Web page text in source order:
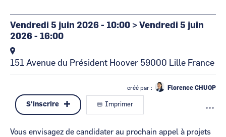
Vendredi 5 juin 2026 - 10:00 > Vendredi 5 juin
2026 - 16:00
151 Avenue du Président Hoover 59000 Lille France
créé par : Florence CHUOP
S'inscrire Imprimer
Vous envisagez de candidater au prochain appel à projets